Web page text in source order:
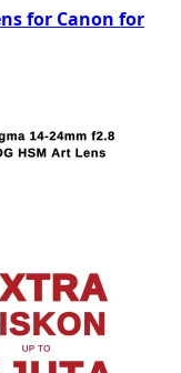
for Canon for